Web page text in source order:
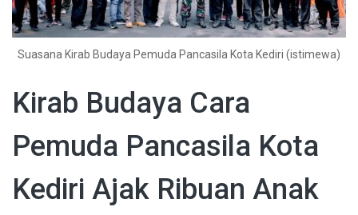
Suasana Kirab Budaya Pemuda Pancasila Kota Kediri (istimewa)
Kirab Budaya Cara
Pemuda Pancasila Kota
Kediri Ajak Ribuan Anak